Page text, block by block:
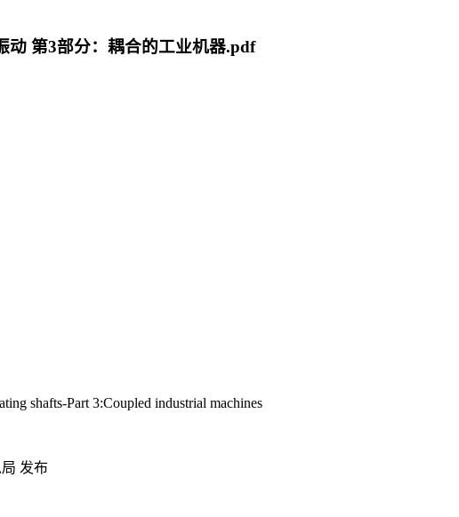
动 第3部分：耦合的工业机器.pdf
shafts-Part 3:Coupled industrial machines
发布